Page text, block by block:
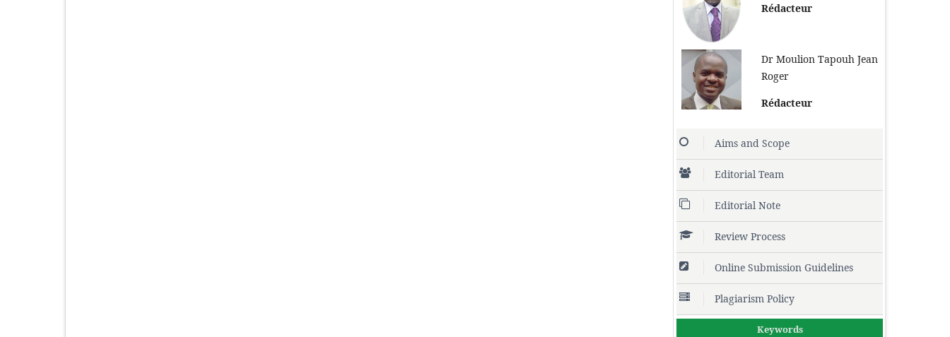
Rédacteur
Dr Moulion Tapouh Jean
Roger
Rédacteur
Aims and Scope
Editorial Team
Editorial Note
Review Process
Online Submission Guidelines
Plagiarism Policy
Keywords